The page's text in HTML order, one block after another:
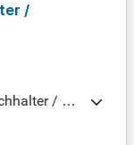
/
/ Ge
d) in Voll
in der Du